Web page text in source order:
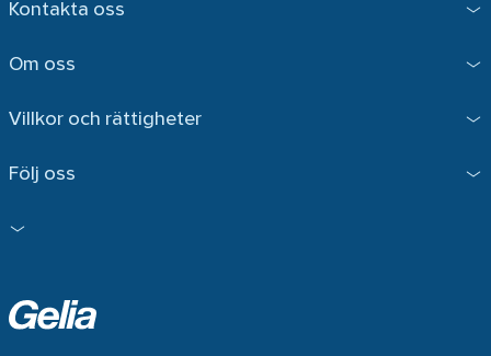
Kontakta oss
Om oss
Villkor och rättigheter
Följ oss